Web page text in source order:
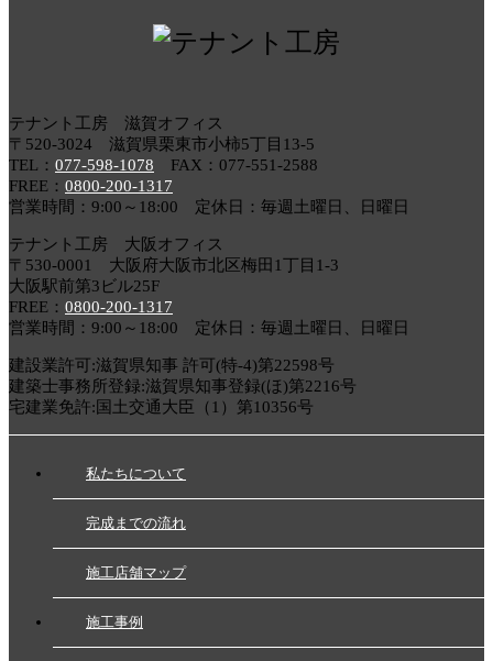
テナント工房 滋賀オフィス
〒520-3024 滋賀県栗東市小柿5丁目13-5
TEL： 077-598-1078 FAX：077-551-2588
FREE： 0800-200-1317
営業時間：9:00～18:00 定休日：毎週土曜日、日曜日
テナント工房 大阪オフィス
〒530-0001 大阪府大阪市北区梅田1丁目1-3
大阪駅前第3ビル25F
FREE： 0800-200-1317
営業時間：9:00～18:00 定休日：毎週土曜日、日曜日
建設業許可:滋賀県知事 許可(特-4)第22598号
建築士事務所登録:滋賀県知事登録(ほ)第2216号
宅建業免許:国土交通大臣（1）第10356号
私たちについて
完成までの流れ
施工店舗マップ
施工事例